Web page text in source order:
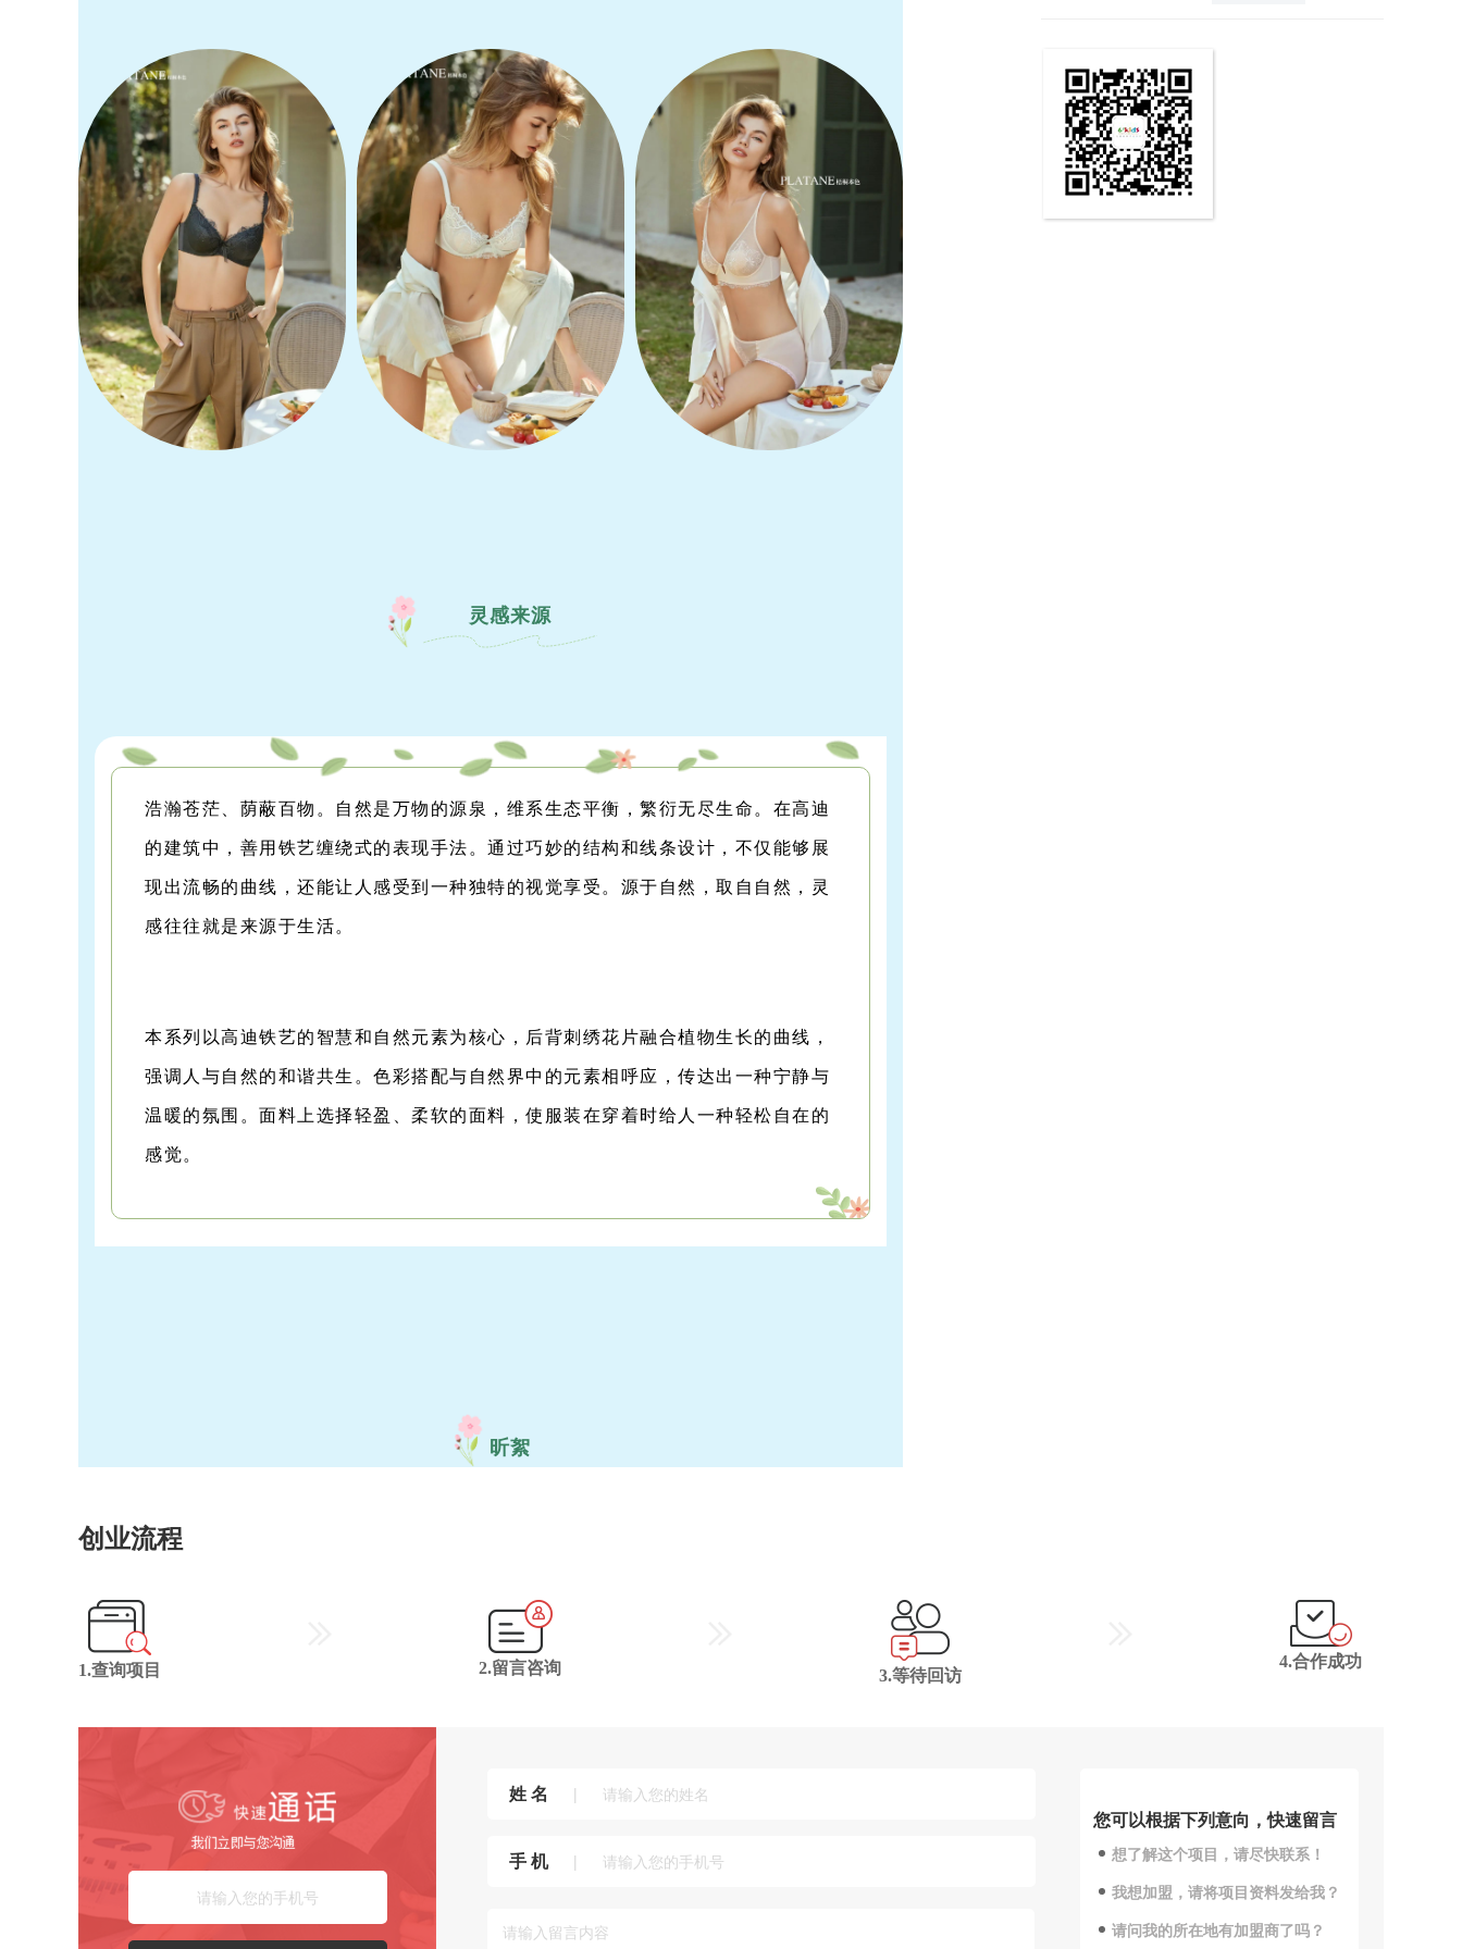
灵感来源
浩瀚苍茫、荫蔽百物。 自然是万物的源泉，维系生态平衡，繁衍无尽生命。 在高迪
的建筑中，善用铁艺缠绕式的表现手法。通过巧妙的结构和线条设计，不仅能够展
现出流畅的曲线，还能让人感受到一种独特的视觉享受。源于自然，取自自然，灵
感往往就是来源于生活。
本系列以高迪铁艺的智慧和自然元素为核心，后背刺绣花片融合植物生长的曲线，
强调人与自然的和谐共生。色彩搭配与自然界中的元素相呼应，传达出一种宁静与
温暖的氛围。面料上选择轻盈、柔软的面料，使服装在穿着时给人一种轻松自在的
感觉。
昕絮
创业流程
1.查询项目 2.留言咨询 3.等待回访
4.合作成功
姓 名 |
手 机 |
您可以根据下列意向，快速留言
想了解这个项目，请尽快联系！
我想加盟，请将项目资料发给我？
请问我的所在地有加盟商了吗？